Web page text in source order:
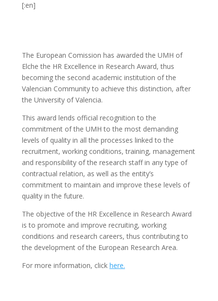
[:en]
The European Comission has awarded the UMH of
Elche the HR Excellence in Research Award, thus
becoming the second academic institution of the
Valencian Community to achieve this distinction, after
the University of Valencia.
This award lends official recognition to the
commitment of the UMH to the most demanding
levels of quality in all the processes linked to the
recruitment, working conditions, training, management
and responsibility of the research staff in any type of
contractual relation, as well as the entity’s
commitment to maintain and improve these levels of
quality in the future.
The objective of the HR Excellence in Research Award
is to promote and improve recruiting, working
conditions and research careers, thus contributing to
the development of the European Research Area.
For more information, click here.